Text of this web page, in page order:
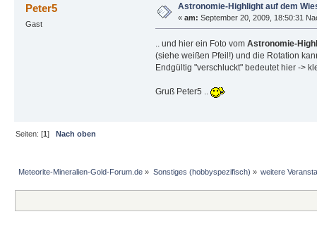
Peter5
Gast
Astronomie-Highlight auf dem
« am: September 20, 2009, 18:50:31
.. und hier ein Foto vom Astronomie-
(siehe weißen Pfeil!) und die Rotation
Endgültig "verschluckt" bedeutet hier ->
Gruß Peter5 ..
Seiten: [1]Nach oben
Meteorite-Mineralien-Gold-Forum.de » Sonstiges (hobbyspezifisch) » weitere